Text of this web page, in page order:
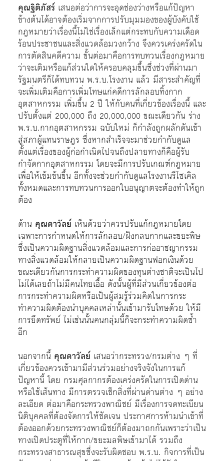
คุณฐิติภัสร์เสนอต่อว่าการจะอุดช่องว่างหรือแก้ปัญหา
ข้างต้นได้อาจต้องเริ่มจากการปรับมุมมองของผู้บังคับใช้
กฎหมายว่าเรื่องนี้ไม่ใช่เรื่องเล็กแต่กระทบกับความเดือด
ร้อนประชาชนและสิ่งแวดล้อมวงกว้าง จึงควรเคร่งครัดใน
การตัดสินคดีความ ขั้นต่อมาคือการทบทวนเรื่องกฎหมาย
ว่าจะเติมหรือแก้ส่วนใดให้ครอบคลุมขึ้นซึ่งช่วงที่ผ่านมา
รัฐมนตรีก็ได้ทบทวน พ.ร.บ.โรงงาน แล้ว มีสาระสำคัญที่
จะเพิ่มเติมคือการเพิ่มโทษแก่คดีการลักลอบทิ้งกาก
อุตสาหกรรม เพิ่มขึ้น 2 ปี ให้กับคนที่เกี่ยวข้องเรื่องนี้ และ
ปรับตั้งแต่ 200,000 ถึง 20,000,000 ขณะเดียวกัน ร่าง
พ.ร.บ.กากอุตสาหกรรม ฉบับใหม่ ก็กำลังถูกผลักดันเข้า
สู่สภาผู้แทนราษฎร ซึ่งหากสำเร็จจะมาช่วยกำกับดูแล
ตั้งแต่เรื่องของผู้ก่อกำเนิดไปจนถึงปลายทางก็คือผู้รับ
กำจัดกากอุตสาหกรรม โดยจะมีการปรับเกณฑ์กฎหมาย
เพื่อให้เข้มข้นขึ้น อีกทั้งจะช่วยกำกับดูแลโรงงานรีไซเคิล
ทั้งหมดและการทบทวนการออกใบอนุญาตจะต้องทำให้ถูก
ต้อง
ด้าน คุณดาวัลย์เห็นด้วยว่าควรปรับแก้กฎหมายโดย
เฉพาะการกำหนดให้การลักลอบ/ฝังกลบกากและขยะพิษ
ซึ่งเป็นความผิดฐานสิ่งแวดล้อมและการก่ออาชญากรรม
ทางสิ่งแวดล้อมให้กลายเป็นความผิดฐานฟอกเงินด้วย
ขณะเดียวกันการกระทำความผิดของทุนต่างชาติจะเป็นไป
ไม่ได้เลยถ้าไม่มีคนไทยเอื้อ ดังนั้นผู้ที่มีส่วนเกี่ยวข้องต่อ
การกระทำความผิดหรือเป็นผู้สมรู้ร่วมคิดในการกระ
ทำความผิดต้องนำบุคคลเหล่านั้นเข้ามารับโทษด้วย ให้มี
การยึดทรัพย์ ไม่เช่นนั้นคนกลุ่มนี้ก็จะกระทำความผิดซ้ำ
อีก
นอกจากนี้ คุณดาวัลย์เสนอว่ากระทรวง/กรมต่าง ๆ ที่
เกี่ยวข้องควรเข้ามามีส่วนร่วมอย่างจริงจังในการแก้
ปัญหานี้ โดย กรมศุลกากรต้องเคร่งครัดในการเปิดด่าน
หรือใช้เส้นทาง มีการตรวจเช็กสิ่งที่ผ่านด่านต่าง ๆ อย่าง
ละเอียด ต่อมาคือกระทรวงพาณิชย์ มีเรื่องการจดทะเบียน
นิติบุคคลที่ต้องจัดการให้ชัดเจน ประกาศการห้ามนำเข้าที่
ต้องออกด้วยกระทรวงพาณิชย์ก็ต้องมาถกกันเพราะว่าเป็น
ทางเปิดประตูที่ให้กาก/ขยะมลพิษเข้ามาได้ รวมถึง
กระทรวงสาธารณสุขซึ่งจะรับผิดชอบ พ.ร.บ. กิจการที่เป็น